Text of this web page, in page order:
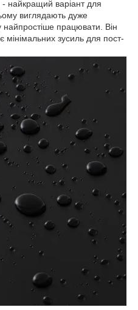
найкращий варіант для
виглядають дуже
найпростіше працювати. Він
зусиль для пост-